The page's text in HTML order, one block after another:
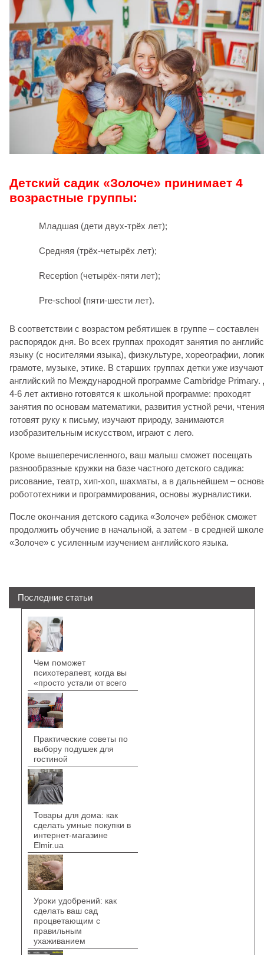
Детский садик «Золоче» принимает 4
возрастные группы:
Младшая (дети двух-трёх лет);
Средняя (трёх-четырёх лет);
Reception (четырёх-пяти лет);
Pre-school (пяти-шести лет).
В соответствии с возрастом ребятишек в группе – составлен
распорядок дня. Во всех группах проходят занятия по
языку (с носителями языка), физкультуре, хореографии,
грамоте, музыке, этике. В старших группах детки уже изучают
английский по Международной программе Cambridge Primary.
4-6 лет активно готовятся к школьной программе: проходят
занятия по основам математики, развития устной речи,
готовят руку к письму, изучают природу, занимаются
изобразительным искусством, играют с лего.
Кроме вышеперечисленного, ваш малыш сможет посещать
разнообразные кружки на базе частного детского садика:
рисование, театр, хип-хоп, шахматы, а в дальнейшем –
робототехники и программирования, основы журналистики.
После окончания детского садика «Золоче» ребёнок сможет
продолжить обучение в начальной, а затем - в средней школе
«Золоче» с усиленным изучением английского языка.
Последние статьи
Чем поможет
психотерапевт, когда вы
«просто устали от всего
Практические советы по
выбору подушек для
гостиной
Товары для дома: как
сделать умные покупки в
интернет-магазине
Elmir.ua
Уроки удобрений: как
сделать ваш сад
процветающим с
правильным
ухаживанием